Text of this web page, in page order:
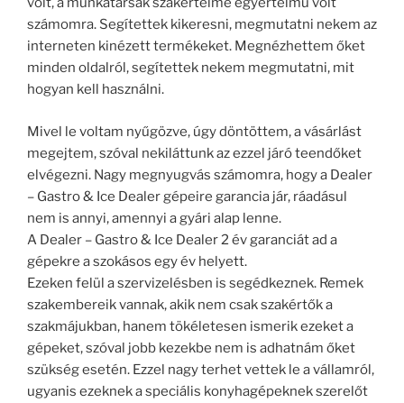
számomra. Segítettek kikeresni, megmutatni nekem az
interneten kinézett termékeket. Megnézhettem őket
minden oldalról, segítettek nekem megmutatni, mit
hogyan kell használni.
Mivel le voltam nyűgözve, úgy döntöttem, a vásárlást
megejtem, szóval nekiláttunk az ezzel járó teendőket
elvégezni. Nagy megnyugvás számomra, hogy a Dealer
– Gastro & Ice Dealer gépeire garancia jár, ráadásul
nem is annyi, amennyi a gyári alap lenne.
A Dealer – Gastro & Ice Dealer 2 év garanciát ad a
gépekre a szokásos egy év helyett.
Ezeken felül a szervizelésben is segédkeznek. Remek
szakembereik vannak, akik nem csak szakértők a
szakmájukban, hanem tökéletesen ismerik ezeket a
gépeket, szóval jobb kezekbe nem is adhatnám őket
szükség esetén. Ezzel nagy terhet vettek le a vállamról,
ugyanis ezeknek a speciális konyhagépeknek szerelőt